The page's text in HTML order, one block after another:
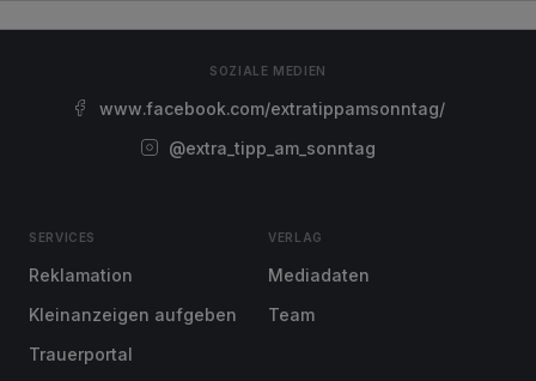
SOZIALE MEDIEN
www.facebook.com/extratippamsonntag/
@extra_tipp_am_sonntag
SERVICES
Reklamation
Kleinanzeigen aufgeben
Trauerportal
VERLAG
Mediadaten
Team